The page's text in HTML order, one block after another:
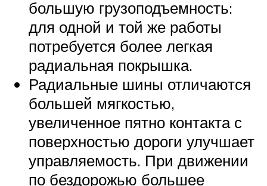
большую грузоподъемность:
для одной и той же работы
потребуется более легкая
радиальная покрышка.
Радиальные шины отличаются
большей мягкостью,
увеличенное пятно контакта с
поверхностью дороги улучшает
управляемость. При движении
по бездорожью большее